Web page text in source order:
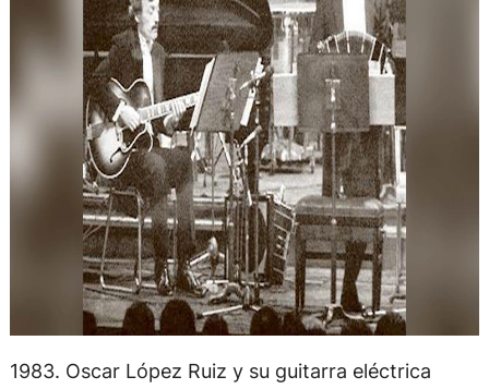
1983. Oscar López Ruiz y su guitarra eléctrica